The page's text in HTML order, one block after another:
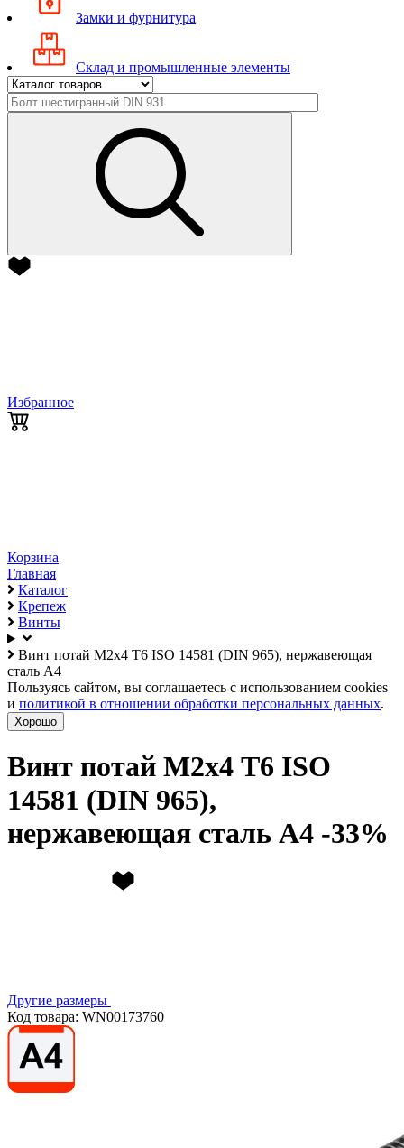
Замки и фурнитура
Склад и промышленные элементы
Избранное
Корзина
Главная
Каталог
Крепеж
Винты
Винт потай М2х4 T6 ISO 14581 (DIN 965), нержавеющая
сталь А4
Пользуясь сайтом, вы соглашаетесь с использованием cookies
и политикой в отношении обработки персональных данных.
Хорошо
Винт потай М2х4 T6 ISO
14581 (DIN 965),
нержавеющая сталь А4
Другие размеры
Код товара: WN00173760